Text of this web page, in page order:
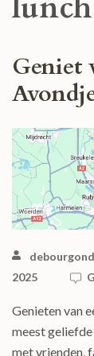
Geniet
2025
Genieten van
meest
met vrienden,